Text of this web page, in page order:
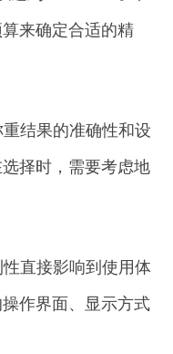
来确定合适的精
结果的准确性和设
择时，需要考虑地
直接影响到使用体
作界面、显示方式